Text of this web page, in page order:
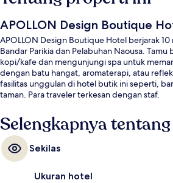
APOLLON Design Boutique
APOLLON Design Boutique Hotel berjarak
Bandar Parikia dan Pelabuhan Naousa. Tamu
kopi/kafe dan mengunjungi spa untuk
dengan batu hangat, aromaterapi, atau
fasilitas unggulan di hotel butik ini seperti,
taman. Para traveler terkesan dengan staf.
Selengkapnya
Sekilas
Ukuran hotel